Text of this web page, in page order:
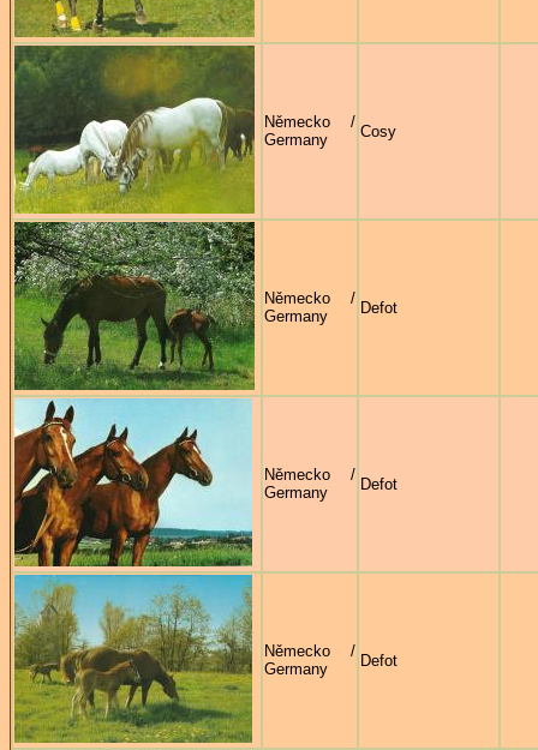
Německo /
Germany
Cosy
Německo /
Germany
Defot
Německo /
Germany
Defot
Německo /
Germany
Defot